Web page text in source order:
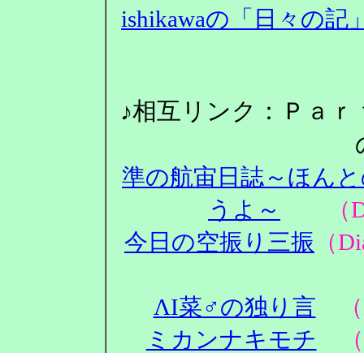
ishikawaの「日々の記
♪相互リンク：Ｐａ
準の航宙日誌～ほん
うよ～
（
今日の空振り三振 （
ΛΙ菜♂の独り言 （
ミカンナキモチ （